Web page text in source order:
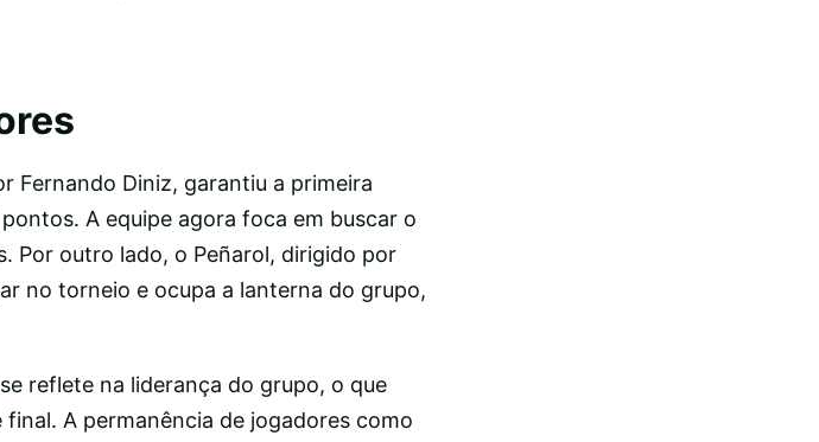
Fernando Diniz, garantiu a primeira
A equipe agora foca em buscar o
Por outro lado, o Peñarol, dirigido por
no torneio e ocupa a lanterna do grupo,
reflete na liderança do grupo, o que
A permanência de jogadores como